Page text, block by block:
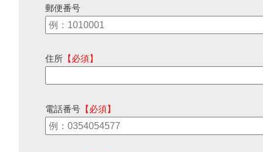
郵便番号
住所 【必須】
電話番号 【必須】